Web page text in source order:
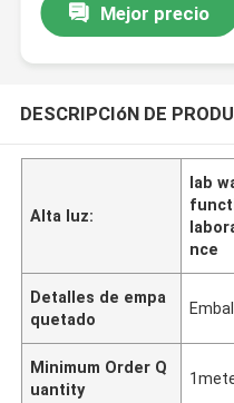
Mejor precio
DESCRIPCIóN DE
Alta luz:
lab
nce
Detalles de empa
quetado
Minimum Order Q
uantity